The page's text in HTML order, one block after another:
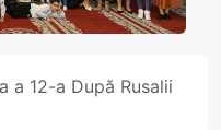
a 12-a După Rusalii